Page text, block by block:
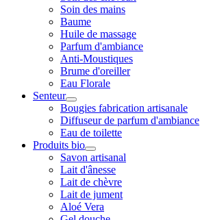
Soin des mains
Baume
Huile de massage
Parfum d'ambiance
Anti-Moustiques
Brume d'oreiller
Eau Florale
Senteur
Bougies fabrication artisanale
Diffuseur de parfum d'ambiance
Eau de toilette
Produits bio
Savon artisanal
Lait d'ânesse
Lait de chèvre
Lait de jument
Aloé Vera